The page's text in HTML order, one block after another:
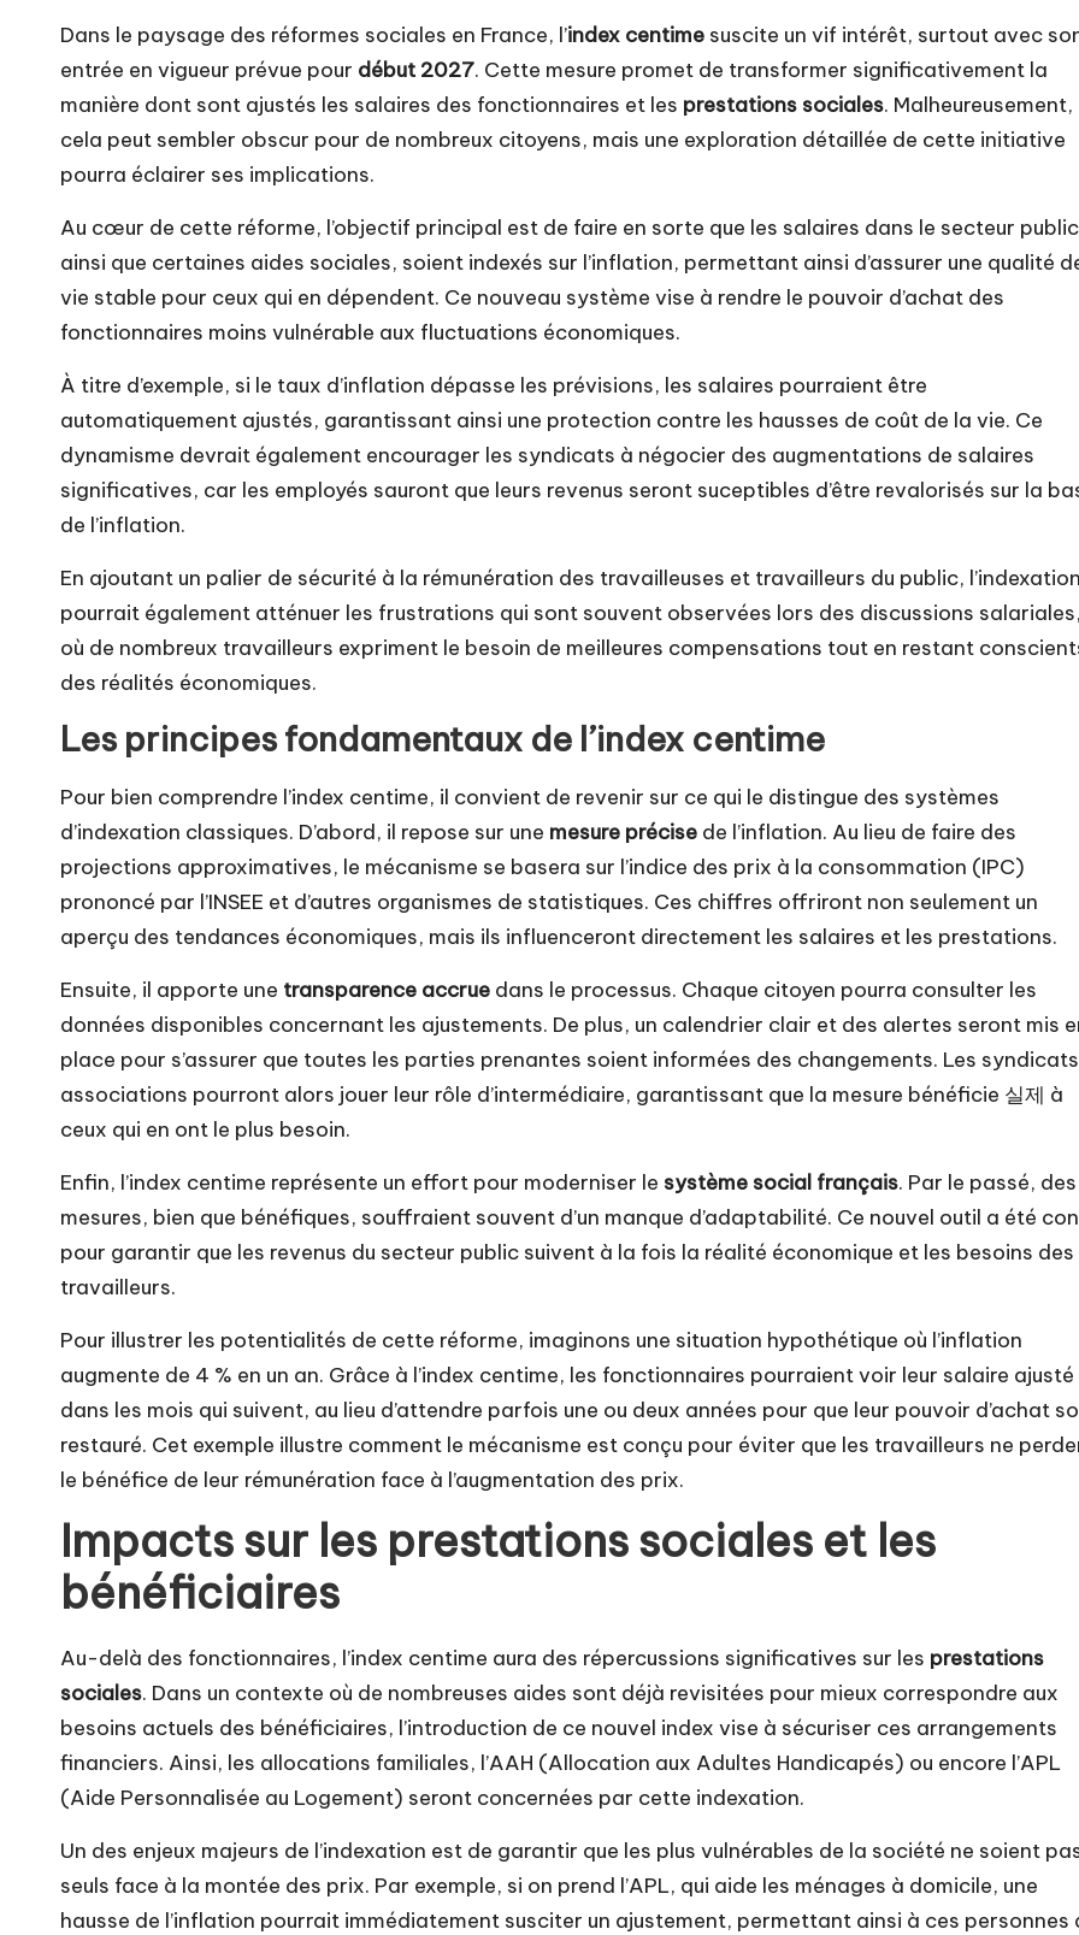
Dans le paysage des réformes sociales en France, l’index centime suscite un vif intérêt, surtout avec
entrée en vigueur prévue pour début 2027. Cette mesure promet de transformer significativement la
manière dont sont ajustés les salaires des fonctionnaires et les prestations sociales. Malheureusement,
cela peut sembler obscur pour de nombreux citoyens, mais une exploration détaillée de cette initiative
pourra éclairer ses implications.
Au cœur de cette réforme, l’objectif principal est de faire en sorte que les salaires dans le secteur
ainsi que certaines aides sociales, soient indexés sur l’inflation, permettant ainsi d’assurer une qualité
vie stable pour ceux qui en dépendent. Ce nouveau système vise à rendre le pouvoir d’achat des
fonctionnaires moins vulnérable aux fluctuations économiques.
À titre d’exemple, si le taux d’inflation dépasse les prévisions, les salaires pourraient être
automatiquement ajustés, garantissant ainsi une protection contre les hausses de coût de la vie. Ce
dynamisme devrait également encourager les syndicats à négocier des augmentations de salaires
significatives, car les employés sauront que leurs revenus seront suceptibles d’être revalorisés sur la
de l’inflation.
En ajoutant un palier de sécurité à la rémunération des travailleuses et travailleurs du public, l’indexation
pourrait également atténuer les frustrations qui sont souvent observées lors des discussions salariales,
où de nombreux travailleurs expriment le besoin de meilleures compensations tout en restant
des réalités économiques.
Les principes fondamentaux de l’index centime
Pour bien comprendre l’index centime, il convient de revenir sur ce qui le distingue des systèmes
d’indexation classiques. D’abord, il repose sur une mesure précise de l’inflation. Au lieu de faire des
projections approximatives, le mécanisme se basera sur l’indice des prix à la consommation (IPC)
prononcé par l’INSEE et d’autres organismes de statistiques. Ces chiffres offriront non seulement un
aperçu des tendances économiques, mais ils influenceront directement les salaires et les prestations.
Ensuite, il apporte une transparence accrue dans le processus. Chaque citoyen pourra consulter les
données disponibles concernant les ajustements. De plus, un calendrier clair et des alertes seront mis
place pour s’assurer que toutes les parties prenantes soient informées des changements. Les
associations pourront alors jouer leur rôle d’intermédiaire, garantissant que la mesure bénéficie 실제 à
ceux qui en ont le plus besoin.
Enfin, l’index centime représente un effort pour moderniser le système social français. Par le passé, des
mesures, bien que bénéfiques, souffraient souvent d’un manque d’adaptabilité. Ce nouvel outil a été
pour garantir que les revenus du secteur public suivent à la fois la réalité économique et les besoins des
travailleurs.
Pour illustrer les potentialités de cette réforme, imaginons une situation hypothétique où l’inflation
augmente de 4 % en un an. Grâce à l’index centime, les fonctionnaires pourraient voir leur salaire ajusté
dans les mois qui suivent, au lieu d’attendre parfois une ou deux années pour que leur pouvoir d’achat
restauré. Cet exemple illustre comment le mécanisme est conçu pour éviter que les travailleurs ne
le bénéfice de leur rémunération face à l’augmentation des prix.
Impacts sur les prestations sociales et les
bénéficiaires
Au-delà des fonctionnaires, l’index centime aura des répercussions significatives sur les prestations
sociales. Dans un contexte où de nombreuses aides sont déjà revisitées pour mieux correspondre aux
besoins actuels des bénéficiaires, l’introduction de ce nouvel index vise à sécuriser ces arrangements
financiers. Ainsi, les allocations familiales, l’AAH (Allocation aux Adultes Handicapés) ou encore l’APL
(Aide Personnalisée au Logement) seront concernées par cette indexation.
Un des enjeux majeurs de l’indexation est de garantir que les plus vulnérables de la société ne soient
seuls face à la montée des prix. Par exemple, si on prend l’APL, qui aide les ménages à domicile, une
hausse de l’inflation pourrait immédiatement susciter un ajustement, permettant ainsi à ces personnes